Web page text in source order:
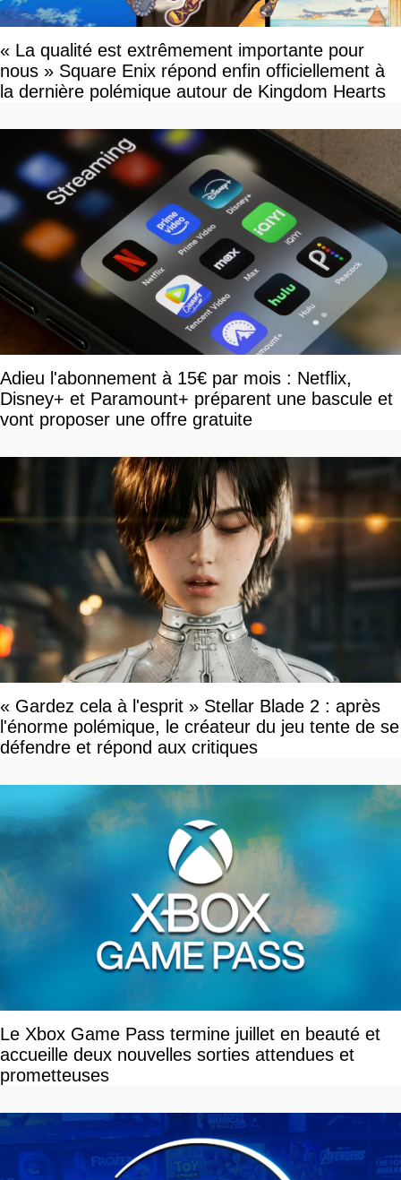
« La qualité est extrêmement importante pour
nous » Square Enix répond enfin officiellement à
la dernière polémique autour de Kingdom Hearts
Adieu l'abonnement à 15€ par mois : Netflix,
Disney+ et Paramount+ préparent une bascule et
vont proposer une offre gratuite
« Gardez cela à l'esprit » Stellar Blade 2 : après
l'énorme polémique, le créateur du jeu tente de se
défendre et répond aux critiques
Le Xbox Game Pass termine juillet en beauté et
accueille deux nouvelles sorties attendues et
prometteuses